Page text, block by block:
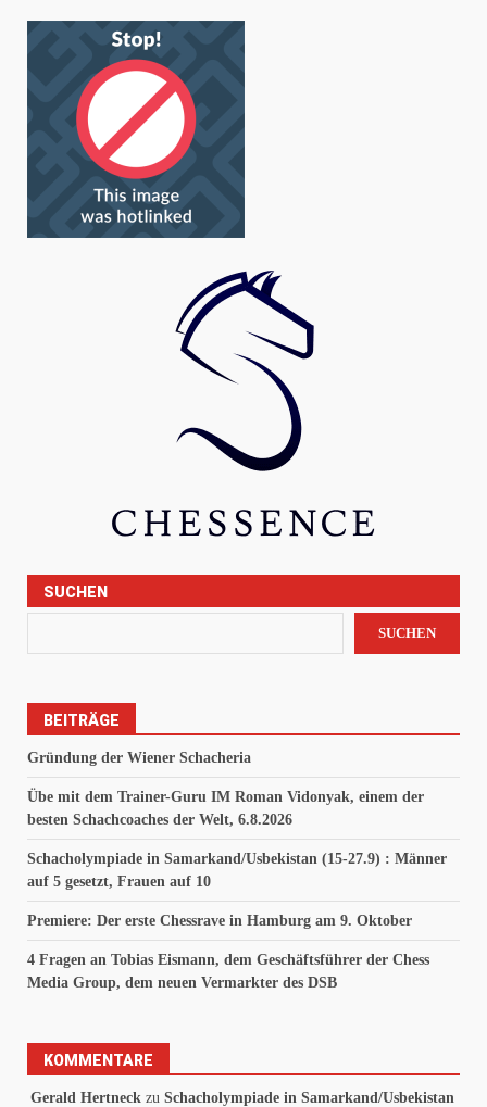
SUCHEN
SUCHEN
BEITRÄGE
Gründung der Wiener Schacheria
Übe mit dem Trainer-Guru IM Roman Vidonyak, einem der
besten Schachcoaches der Welt, 6.8.2026
Schacholympiade in Samarkand/Usbekistan (15-27.9) : Männer
auf 5 gesetzt, Frauen auf 10
Premiere: Der erste Chessrave in Hamburg am 9. Oktober
4 Fragen an Tobias Eismann, dem Geschäftsführer der Chess
Media Group, dem neuen Vermarkter des DSB
KOMMENTARE
Gerald Hertneck zu Schacholympiade in Samarkand/Usbekistan